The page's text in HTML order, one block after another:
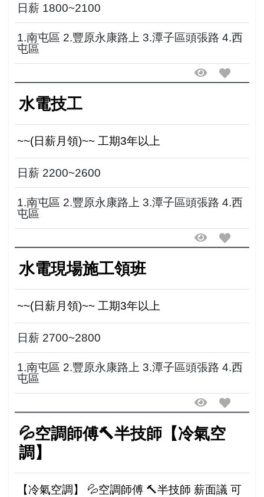
日薪 1800~2100
1.南屯區 2.豐原永康路上 3.潭子區頭張路 4.西
屯區
水電技工
~~(日薪月領)~~ 工期3年以上
日薪 2200~2600
1.南屯區 2.豐原永康路上 3.潭子區頭張路 4.西
屯區
水電現場施工領班
~~(日薪月領)~~ 工期3年以上
日薪 2700~2800
1.南屯區 2.豐原永康路上 3.潭子區頭張路 4.西
屯區
💦空調師傅🔨半技師【冷氣空
調】
【冷氣空調】 💦空調師傅 🔨半技師 薪面議 可